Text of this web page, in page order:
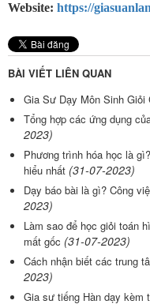
Website: https://
BÀI VIẾT LIÊN QUAN
Gia Sư Dạy Môn Sinh Giỏi
Tổng hợp các ứng dụng
2023)
Phương trình hóa học là
hiểu nhất (31-07-2023)
Dạy báo bài là gì? Công
2023)
Làm sao để học giỏi toán
mất gốc (31-07-2023)
Cách nhận biết các trung
2023)
Gia sư tiếng Hàn dạy kèm